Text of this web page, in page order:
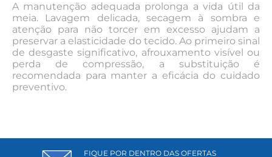
A manutenção adequada prolonga a vida útil da
meia. Lavagem delicada, secagem à sombra e
atenção para não torcer em excesso ajudam a
preservar a elasticidade do tecido. Ao primeiro sinal
de desgaste significativo, afrouxamento visível ou
perda de compressão, a substituição é
recomendada para manter a eficácia do cuidado
preventivo.
FIQUE POR DENTRO DAS OFERTAS